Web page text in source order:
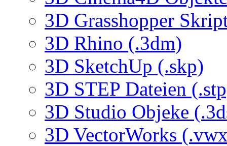
3D Grasshopper
3D Rhino (.3dm)
3D SketchUp (.skp)
3D STEP Dateien
3D Studio Objeke
3D VectorWorks